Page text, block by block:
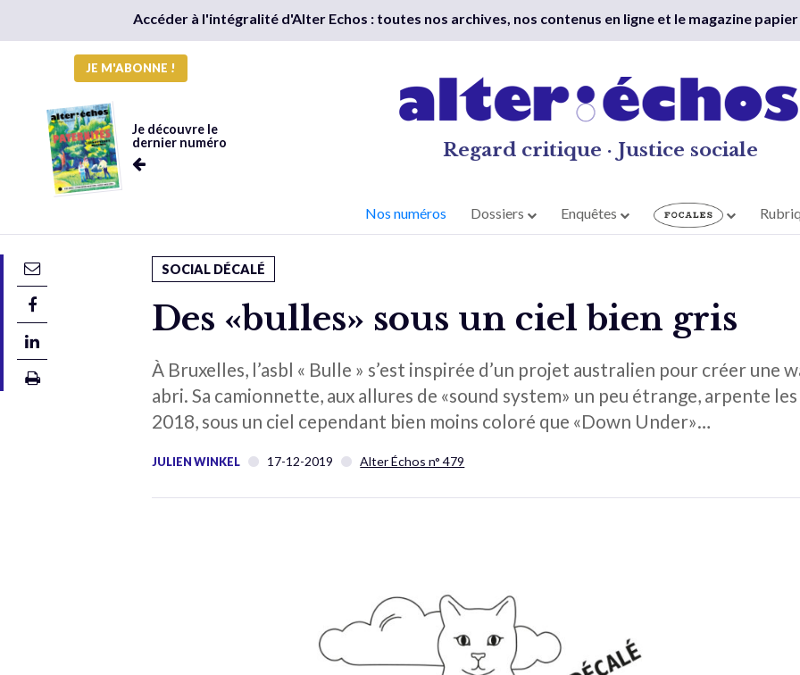
Accéder à l'intégralité d'Alter Echos : toutes nos archives, nos contenus en ligne et le magazine papier
JE M'ABONNE !
Je découvre le
dernier numéro
Regard critique · Justice sociale
Nos numéros Dossiers Enquêtes
SOCIAL DÉCALÉ
Des «bulles» sous un ciel bien gris
À Bruxelles, l’asbl « Bulle » s’est inspirée d’un projet australien pour créer une
abri. Sa camionnette, aux allures de «sound system» un peu étrange, arpente
2018, sous un ciel cependant bien moins coloré que «Down Under»…
JULIEN WINKEL 17-12-2019 Alter Échos n° 479